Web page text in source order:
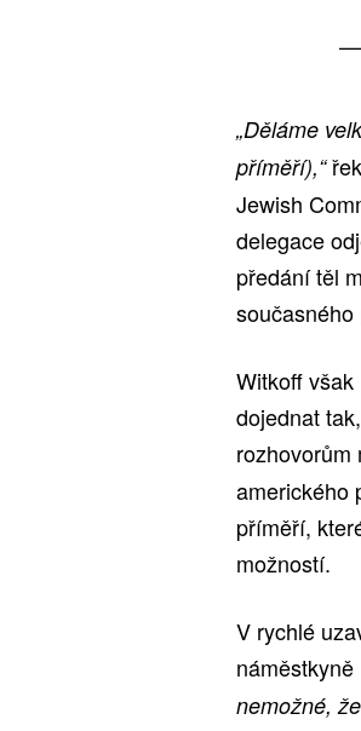
—
„Děláme
příměří),“
Jewish
delegace
předání těl
Witkoff
dojednat
rozhovorům
amerického
příměří,
možností.
V rychlé
nemožné,